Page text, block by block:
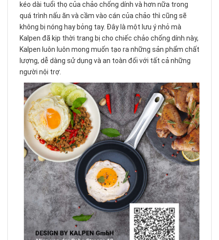
kéo dài tuổi thọ của chảo chống dính và hơn nữa trong
quá trình nấu ăn và cầm vào cán của chảo thì cũng sẽ
không bị nóng hay bỏng tay. Đây là một lưu ý nhỏ mà
Kalpen đã kịp thời trang bị cho chiếc chảo chống dính này,
Kalpen luôn luôn mong muốn tạo ra những sản phẩm chất
lượng, dễ dàng sử dụng và an toàn đối với tất cả những
người nội trợ.